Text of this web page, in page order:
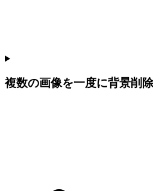
複数の画像を一度に背景削